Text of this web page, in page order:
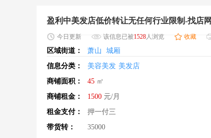
盈利中美发店低价转让无任何行业限制-找店网
今日 更新 该信息已被1528人浏览 收藏
区域街道： 萧山
城厢
信息分类：
美容美发 美发店
商铺面积：
45 ㎡
商铺租金：
1500 元/月
租金支付：
押一付三
带货转：
35000